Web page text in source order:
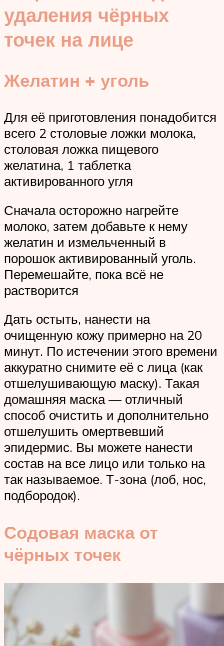
удаления чёрных
точек на лице
Желатин + уголь
Для её приготовления понадобится
всего 2 столовые ложки молока,
столовая ложка пищевого
желатина, 1 таблетка
активированного угля
Сначала осторожно нагрейте
молоко, затем добавьте к нему
желатин и измельченный в
порошок активированный уголь.
Перемешайте, пока всё не
растворится
Дать остыть, нанести на
очищенную кожу примерно на 20
минут. По истечении этого времени
аккуратно снимите её с лица (как
отшелушивающую маску). Такая
домашняя маска — отличный
способ очистить и дополнительно
отшелушить омертвевший
эпидермис. Вы можете нанести
состав на все лицо или только на
так называемое. Т-зона (лоб, нос,
подбородок).
Содовая маска от
чёрных точек